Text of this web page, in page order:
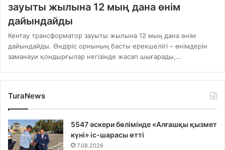
зауыты жылына 12 мың дана өнім
дайындайды
Кентау трансформатор зауыты жылына 12 мың дана өнім
дайындайды. Өндіріс орнының басты ерекшелігі – өнімдерін
заманауи қондырғылар негізінде жасап шығарады,…
TuraNews
5547 әскери бөлімінде «Алғашқы қызмет
күні» іс-шарасы өтті
7.08.2026